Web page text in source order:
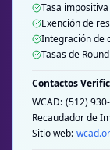
Tasa
Exención de
Integración de
Tasas de
Contactos
WCAD: (512)
Recaudador de
Sitio web: